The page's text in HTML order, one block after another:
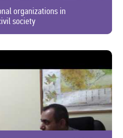
organizations in
society